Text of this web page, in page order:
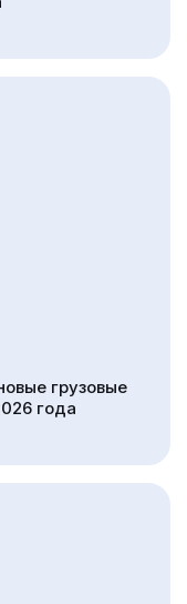
грузовые
года